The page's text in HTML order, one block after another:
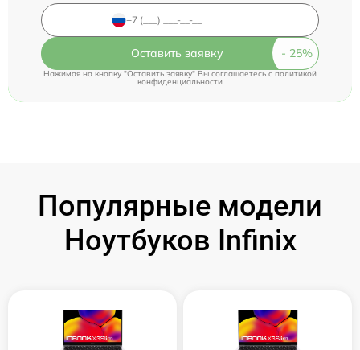
Оставить заявку
Нажимая на кнопку "Оставить заявку" Вы соглашаетесь cполитикой
конфиденциальности
Популярные модели
Ноутбуков Infinix